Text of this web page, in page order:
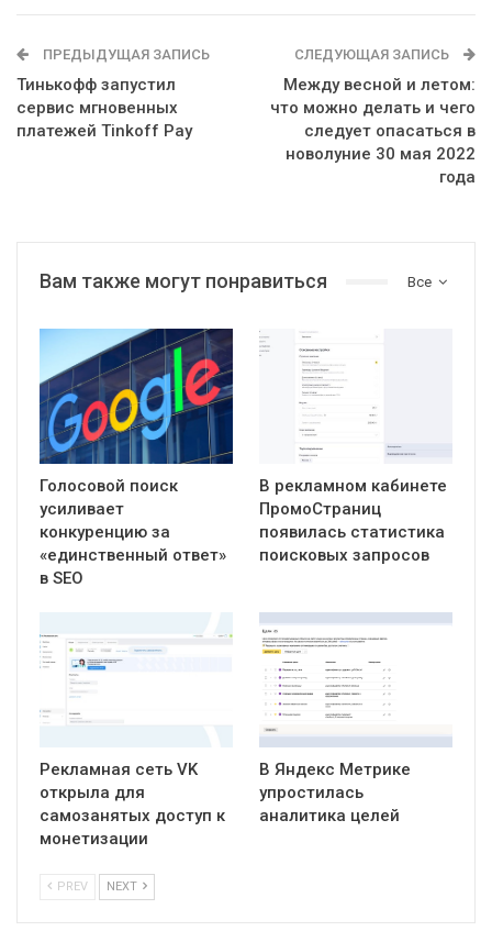
ПРЕДЫДУЩАЯ ЗАПИСЬ
Тинькофф запустил
сервис мгновенных
платежей Tinkoff Pay
СЛЕДУЮЩАЯ ЗАПИСЬ
Между весной и летом:
что можно делать и чего
следует опасаться в
новолуние 30 мая 2022
года
Все
Вам также могут понравиться
Голосовой поиск
усиливает
конкуренцию за
«единственный ответ»
в SEO
В рекламном кабинете
ПромоСтраниц
появилась статистика
поисковых запросов
Рекламная сеть VK
открыла для
самозанятых доступ к
монетизации
В Яндекс Метрике
упростилась
аналитика целей
PREV NEXT